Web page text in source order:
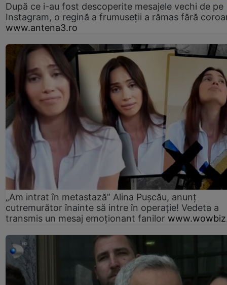
După ce i-au fost descoperite mesajele vechi de pe
Instagram, o regină a frumuseții a rămas fără
www.antena3.ro
„Am intrat în metastază” Alina Pușcău, anunț
cutremurător înainte să intre în operație! Vedeta a
transmis un mesaj emoționant fanilor